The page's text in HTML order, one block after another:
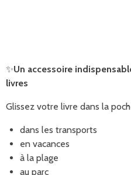
✨Un accessoire
livres
Glissez votre livre dans la
dans les transports
en vacances
à la plage
au parc